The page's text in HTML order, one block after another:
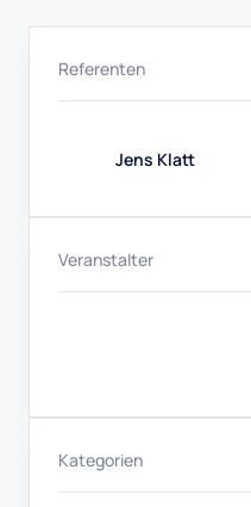
Referenten
Jens Klatt
Veranstalter
Kategorien